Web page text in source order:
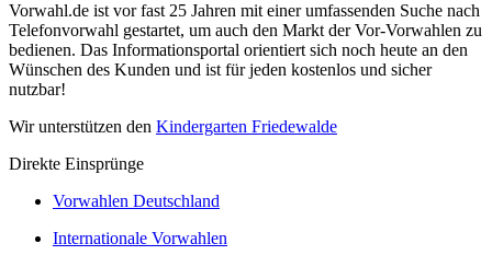
Vorwahl.de ist vor fast 25 Jahren mit einer umfassenden Suche nach
Telefonvorwahl gestartet, um auch den Markt der Vor-Vorwahlen zu
bedienen. Das Informationsportal orientiert sich noch heute an den
Wünschen des Kunden und ist für jeden kostenlos und sicher
nutzbar!
Wir unterstützen den Kindergarten Friedewalde
Direkte Einsprünge
Vorwahlen Deutschland
Internationale Vorwahlen